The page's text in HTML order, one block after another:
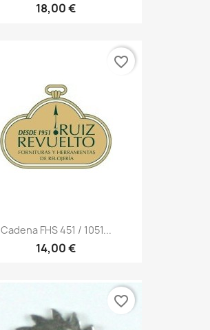
18,00 €
Cadena FHS 451 / 1051...
14,00 €
favorite_border
favorite_border